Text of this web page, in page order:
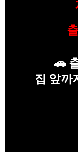
🚗
집 앞까